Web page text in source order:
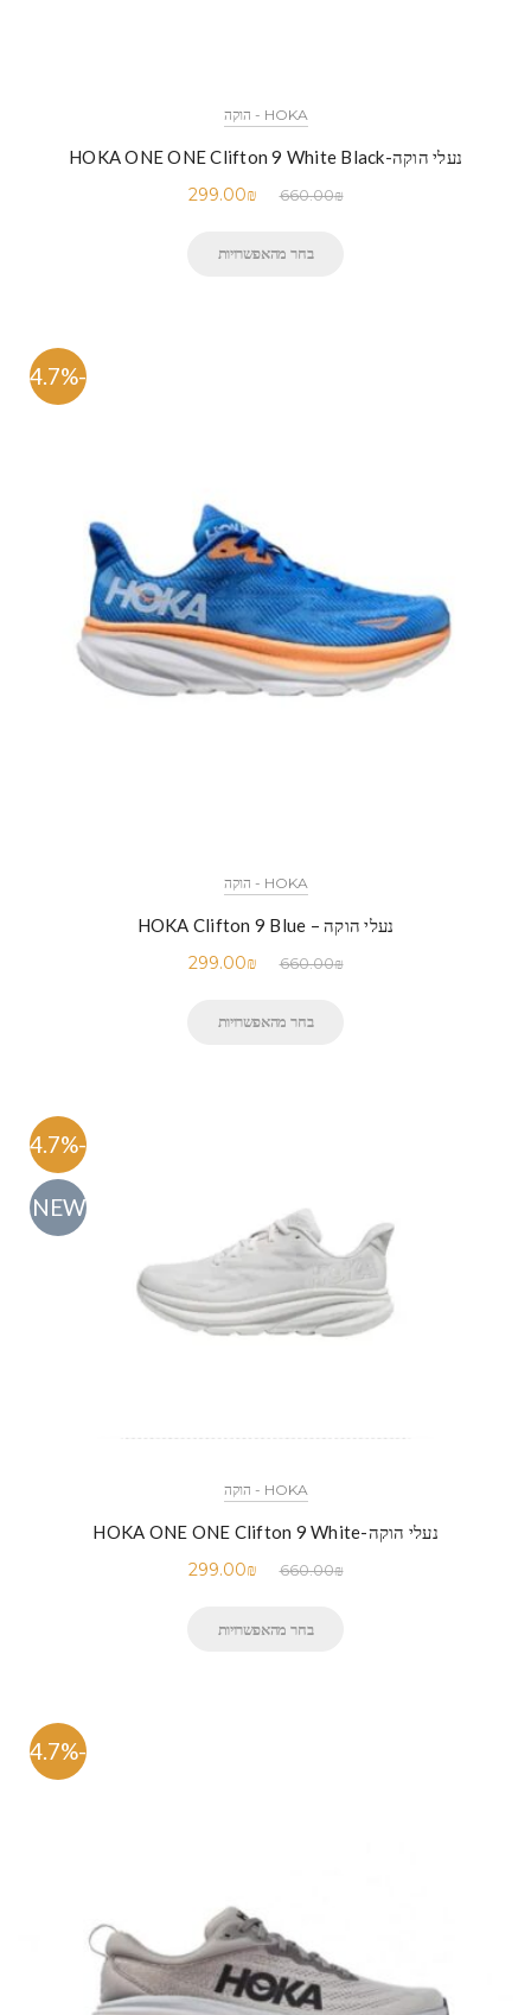
HOKA - הוקה
נעלי הוקה-HOKA ONE ONE Clifton 9 White Black
660.00₪
299.00₪
בחר מהאפשרויות
-54.7%
HOKA - הוקה
נעלי הוקה – HOKA Clifton 9 Blue
660.00₪
299.00₪
בחר מהאפשרויות
-54.7%
NEW
HOKA - הוקה
נעלי הוקה-HOKA ONE ONE Clifton 9 White
660.00₪
299.00₪
בחר מהאפשרויות
-54.7%